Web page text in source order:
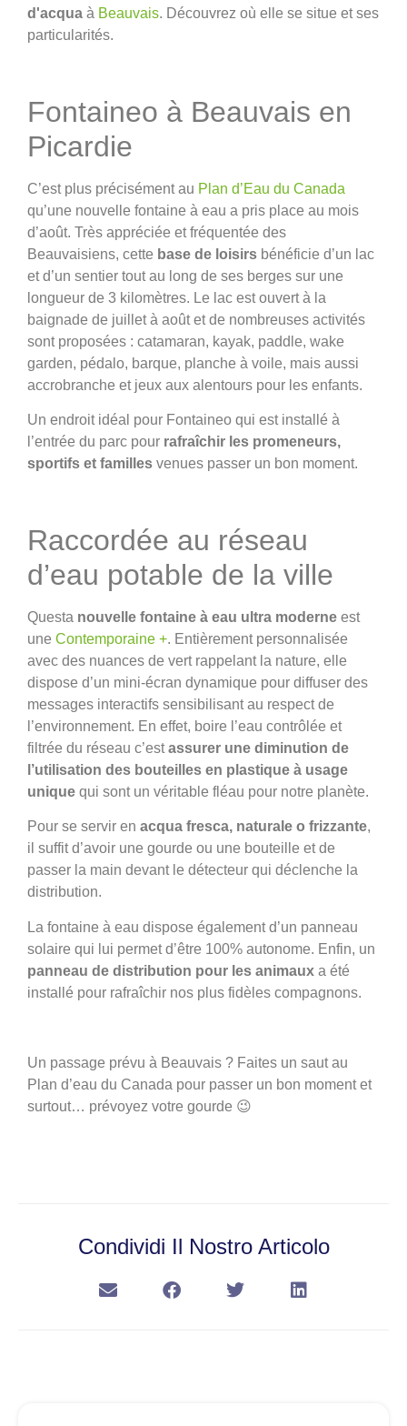
d'acqua à Beauvais. Découvrez où elle se situe et ses
particularités.
Fontaineo à Beauvais en
Picardie
C’est plus précisément au Plan d’Eau du Canada
qu’une nouvelle fontaine à eau a pris place au mois
d’août. Très appréciée et fréquentée des
Beauvaisiens, cette base de loisirs bénéficie d’un lac
et d’un sentier tout au long de ses berges sur une
longueur de 3 kilomètres. Le lac est ouvert à la
baignade de juillet à août et de nombreuses activités
sont proposées : catamaran, kayak, paddle, wake
garden, pédalo, barque, planche à voile, mais aussi
accrobranche et jeux aux alentours pour les enfants.
Un endroit idéal pour Fontaineo qui est installé à
l’entrée du parc pour rafraîchir les promeneurs,
sportifs et familles venues passer un bon moment.
Raccordée au réseau
d’eau potable de la ville
Questa nouvelle fontaine à eau ultra moderne est
une Contemporaine +. Entièrement personnalisée
avec des nuances de vert rappelant la nature, elle
dispose d’un mini-écran dynamique pour diffuser des
messages interactifs sensibilisant au respect de
l’environnement. En effet, boire l’eau contrôlée et
filtrée du réseau c’estassurer une diminution de
l’utilisation des bouteilles en plastique à usage
unique qui sont un véritable fléau pour notre planète.
Pour se servir en acqua fresca, naturale o frizzante,
il suffit d’avoir une gourde ou une bouteille et de
passer la main devant le détecteur qui déclenche la
distribution.
La fontaine à eau dispose également d’un panneau
solaire qui lui permet d’être 100% autonome. Enfin, un
panneau de distribution pour les animaux a été
installé pour rafraîchir nos plus fidèles compagnons.
Un passage prévu à Beauvais ? Faites un saut au
Plan d’eau du Canada pour passer un bon moment et
surtout… prévoyez votre gourde 😉
Condividi Il Nostro Articolo